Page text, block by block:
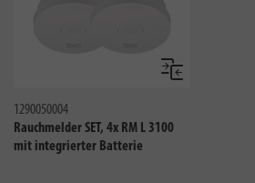
Vergleichen
1290050004
Rauchmelder SET, 4x RM L 3100
mit integrierter Batterie